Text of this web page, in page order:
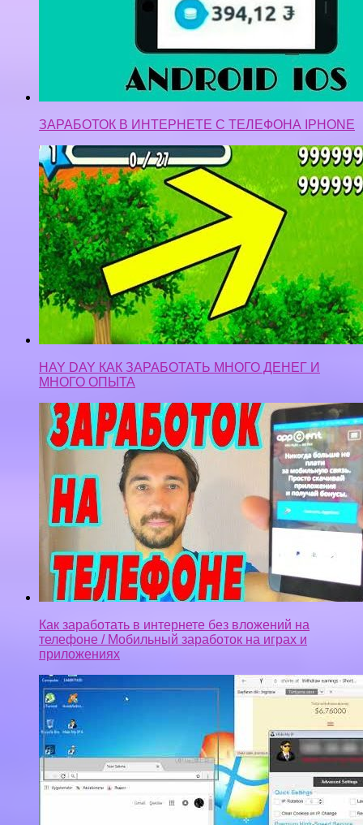
ЗАРАБОТОК В ИНТЕРНЕТЕ С ТЕЛЕФОНА IPHONE
HAY DAY КАК ЗАРАБОТАТЬ МНОГО ДЕНЕГ И
МНОГО ОПЫТА
Как заработать в интернете без вложений на
телефоне / Мобильный заработок на играх и
приложениях